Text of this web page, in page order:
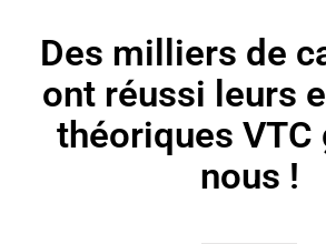
Des milliers de
ont réussi leurs
théoriques VTC
nous !